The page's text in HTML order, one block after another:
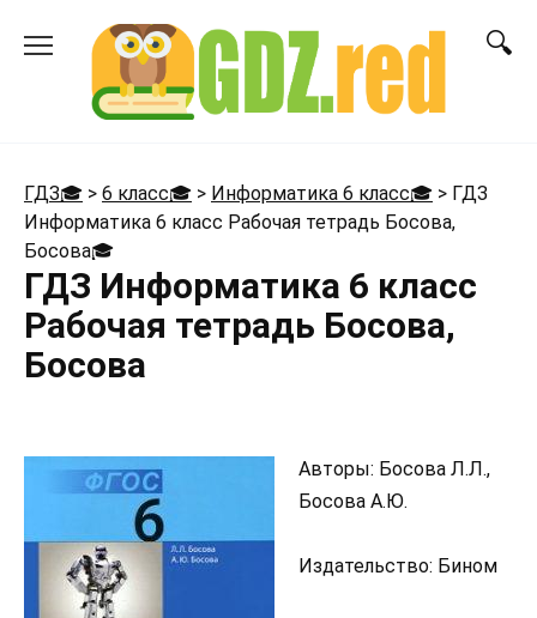
ГДЗ🎓 > 6 класс🎓 > Информатика 6 класс🎓 > ГДЗ
Информатика 6 класс Рабочая тетрадь Босова,
Босова🎓
ГДЗ Информатика 6 класс
Рабочая тетрадь Босова,
Босова
Авторы: Босова Л.Л.,
Босова А.Ю.
Издательство: Бином